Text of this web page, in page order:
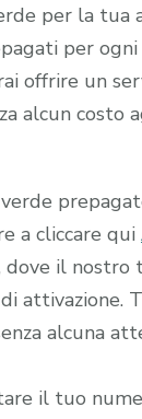
per la tua
per ogni
offrire un
alcun costo
a cliccare qui
dove il nostro
attivazione.
alcuna
il tuo